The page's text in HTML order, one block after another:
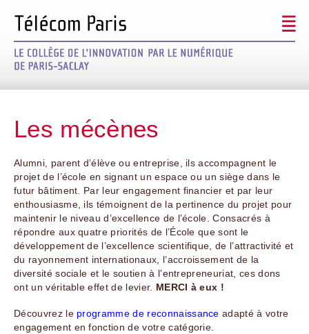
Les mécènes
Alumni, parent d’élève ou entreprise, ils accompagnent le
projet de l’école en signant un espace ou un siège dans le
futur bâtiment. Par leur engagement financier et par leur
enthousiasme, ils témoignent de la pertinence du projet pour
maintenir le niveau d’excellence de l’école. Consacrés à
répondre aux quatre priorités de l’École que sont le
développement de l’excellence scientifique, de l’attractivité et
du rayonnement internationaux, l’accroissement de la
diversité sociale et le soutien à l’entrepreneuriat, ces dons
ont un véritable effet de levier. MERCI à eux !
Découvrez le programme de reconnaissance adapté à votre
engagement en fonction de votre catégorie.
Modalités / Défiscalisation